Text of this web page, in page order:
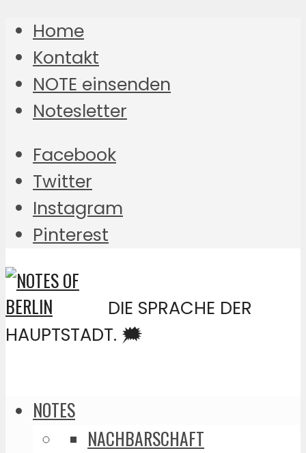
Home
Kontakt
NOTE einsenden
Notesletter
Facebook
Twitter
Instagram
Pinterest
DIE SPRACHE DER
HAUPTSTADT. 🗯️
NOTES
NACHBARSCHAFT